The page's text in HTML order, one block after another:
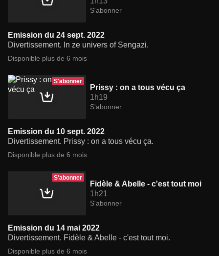
S'abonner
Emission du 24 sept. 2022
Divertissement. In ze univers of Sengazi.
Disponible plus de 6 mois
S'abonner
Prissy : on a tous vécu ça
1h19
S'abonner
Emission du 10 sept. 2022
Divertissement. Prissy : on a tous vécu ça.
Disponible plus de 6 mois
S'abonner
Fidèle & Abelle - c'est tout moi
1h21
S'abonner
Emission du 14 mai 2022
Divertissement. Fidèle & Abelle - c'est tout moi.
Disponible plus de 6 mois